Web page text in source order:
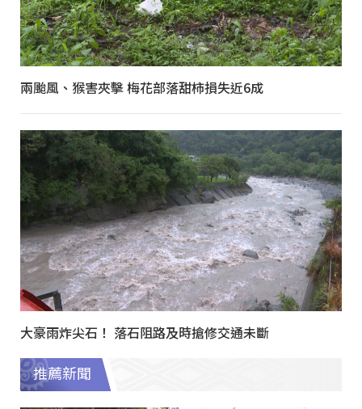
兩颱風、猴害夾擊 梅花部落甜柿損失近6成
大豪雨炸尖石！ 落石阻路及時搶修交通未斷
推薦新聞